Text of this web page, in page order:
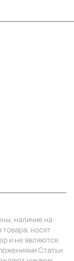
наличие на
носят
и не являются
Статьи